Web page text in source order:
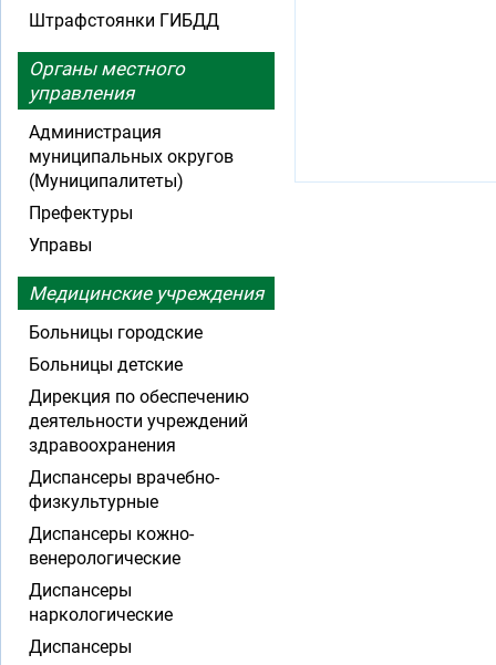
Штрафстоянки ГИБДД
Органы местного
управления
Администрация
муниципальных округов
(Муниципалитеты)
Префектуры
Управы
Медицинские учреждения
Больницы городские
Больницы детские
Дирекция по обеспечению
деятельности учреждений
здравоохранения
Диспансеры врачебно-
физкультурные
Диспансеры кожно-
венерологические
Диспансеры
наркологические
Диспансеры